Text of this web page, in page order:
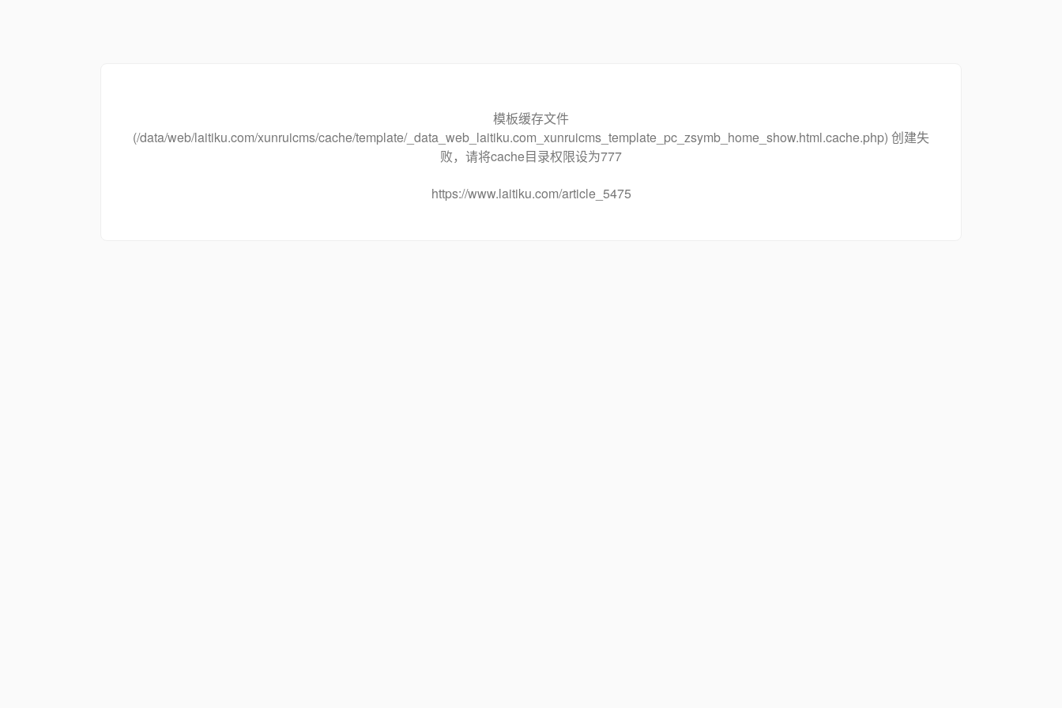
模板缓存文件
(/data/web/laitiku.com/xunruicms/cache/template/_data_web_laitiku.com_xunruicms_template_pc_zsymb_home_show.html.cache.php) 创建失
败，请将cache目录权限设为777
https://www.laitiku.com/article_5475